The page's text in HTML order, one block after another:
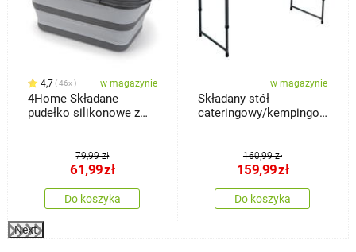
4,7 46x w magazynie
4Home Składane
pudełko silikonowe z
79,99 zł
61,99zł
Do koszyka
w magazynie
Składany stół
cateringowy/kempingowy
160,99 zł
159,99zł
Do koszyka
Next